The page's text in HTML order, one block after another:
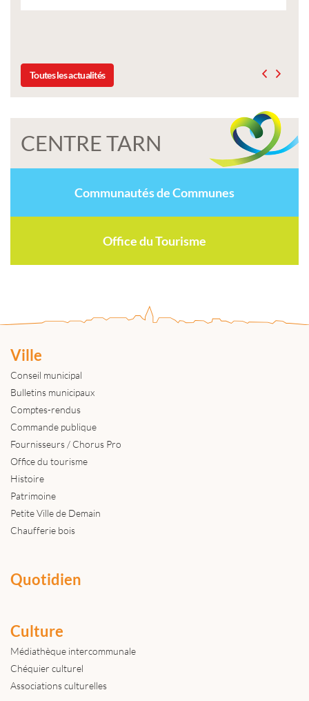
Toutes les actualités
CENTRE TARN
Communautés de Communes
Office du Tourisme
Ville
Conseil municipal
Bulletins municipaux
Comptes-rendus
Commande publique
Fournisseurs / Chorus Pro
Office du tourisme
Histoire
Patrimoine
Petite Ville de Demain
Chaufferie bois
Quotidien
Culture
Médiathèque intercommunale
Chéquier culturel
Associations culturelles